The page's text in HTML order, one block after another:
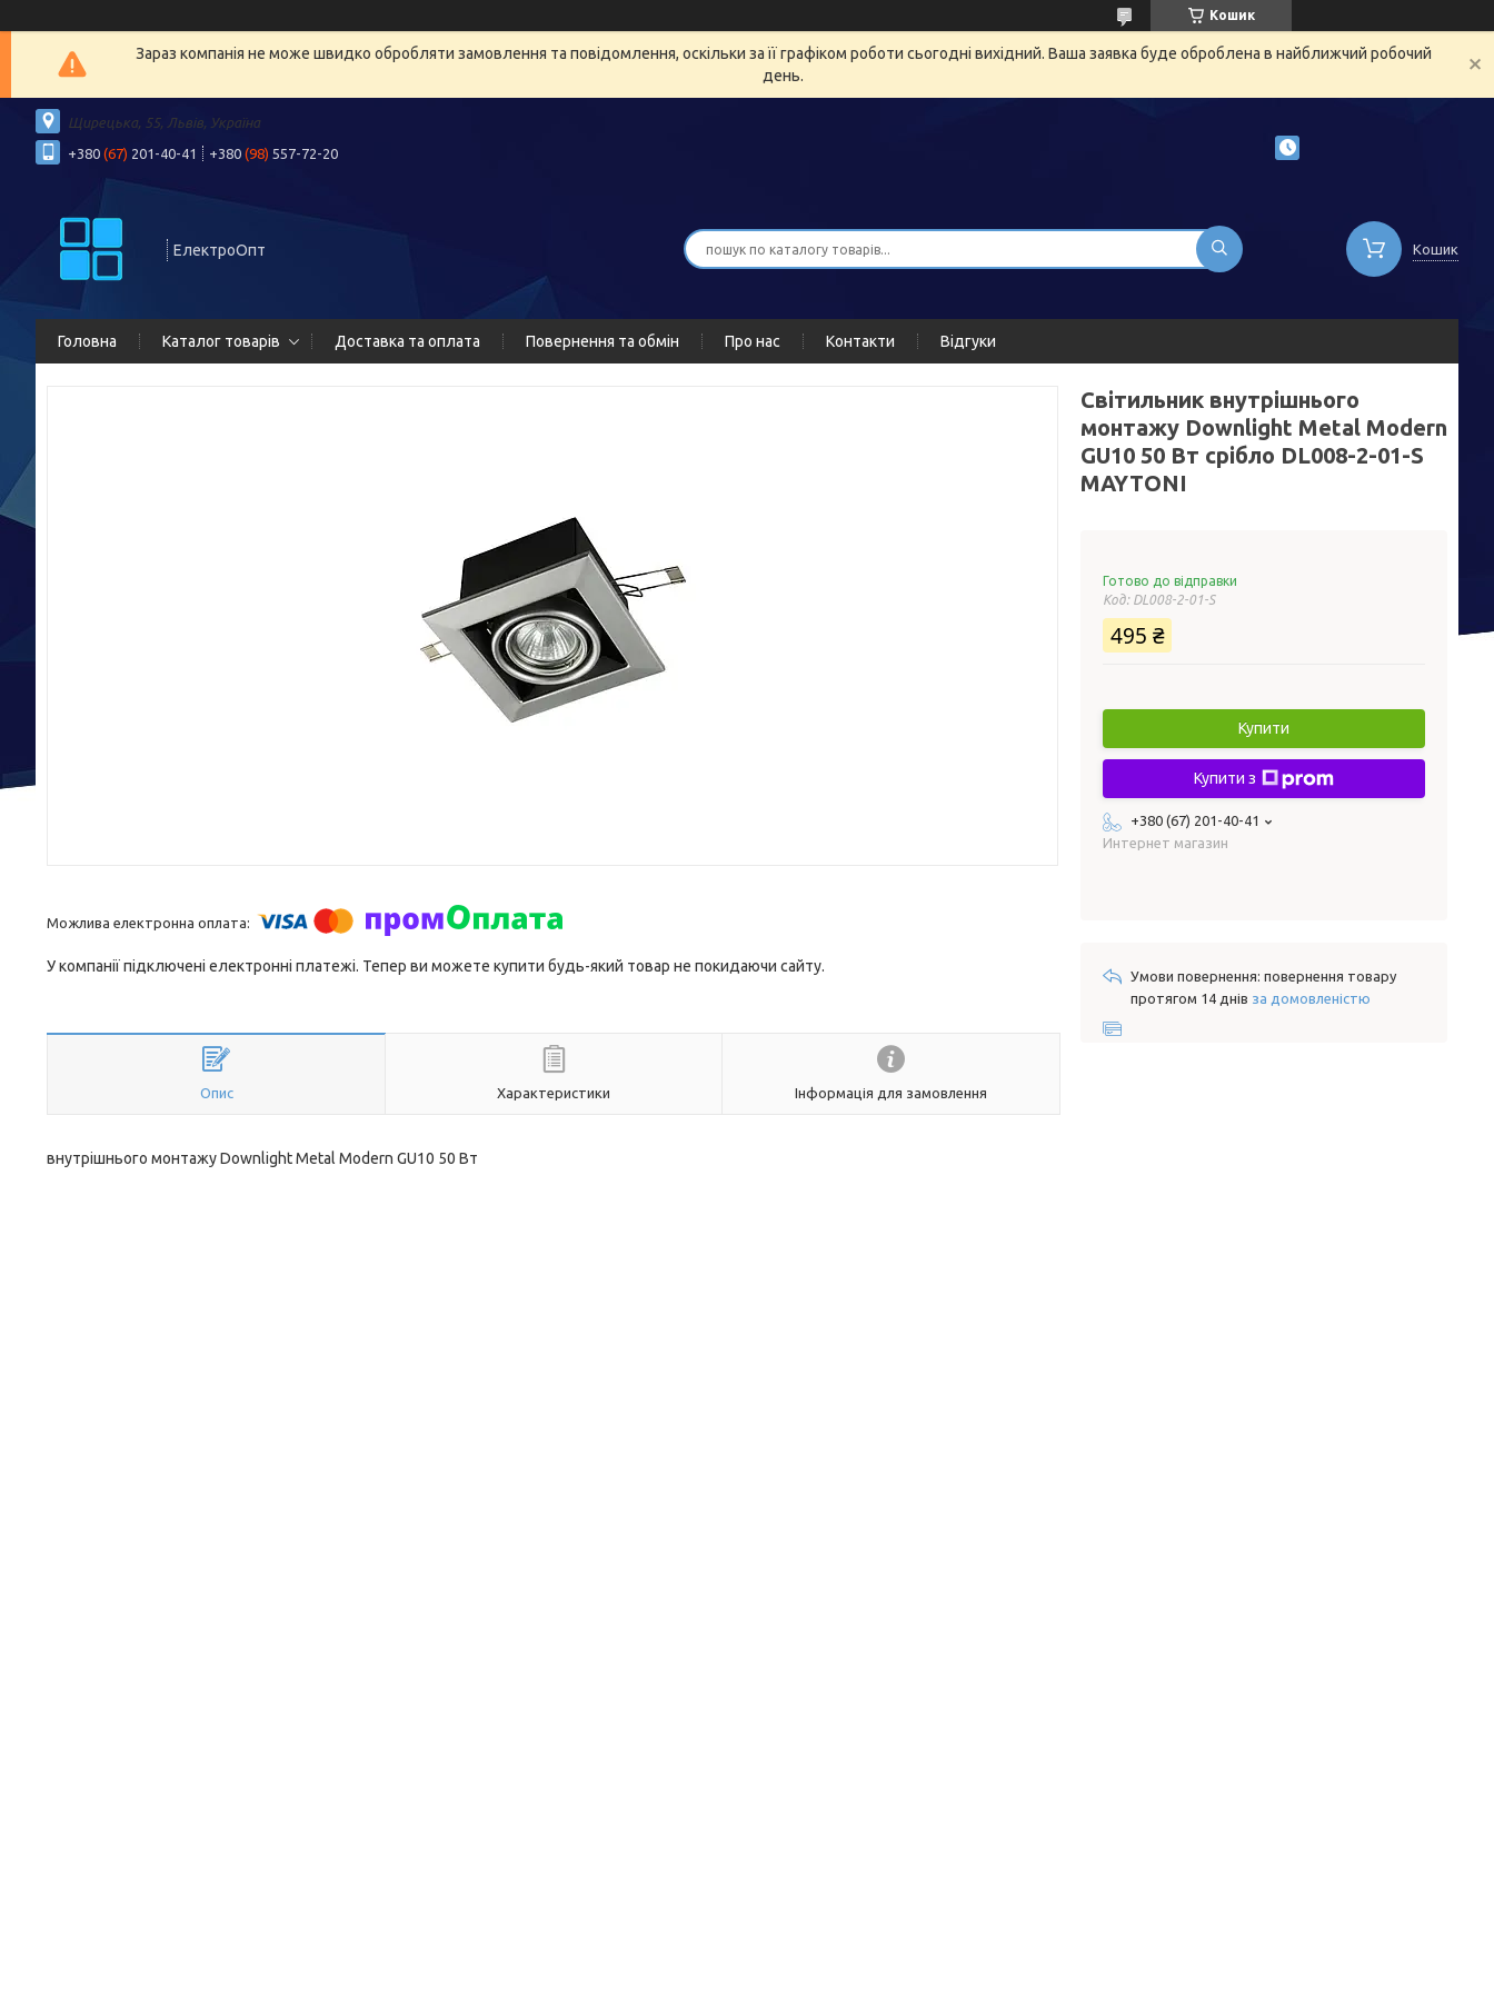
Кошик
Зараз компанія не може швидко обробляти замовлення та повідомлення, оскільки за її графіком роботи сьогодні вихідний. Ваша заявка буде оброблена в найближчий робочий
день.
Щирецька, 55, Львів, Україна
+380 (67) 201-40-41 +380 (98) 557-72-20
ЕлектроОпт Кошик
Головна Каталог товарів Доставка та оплата Повернення та обмін Про нас Контакти Відгуки
У компанії підключені електронні платежі. Тепер ви можете купити будь-який товар не покидаючи сайту.
Опис Характеристики Інформація для замовлення
внутрішнього монтажу Downlight Metal Modern GU10 50 Вт
Світильник внутрішнього
монтажу Downlight Metal Modern
GU10 50 Вт срібло DL008-2-01-S
MAYTONI
Готово до відправки
Код: DL008-2-01-S
495 ₴
Купити
Купити з
+380 (67) 201-40-41
Интернет магазин
повернення товару
протягом 14 днів за домовленістю